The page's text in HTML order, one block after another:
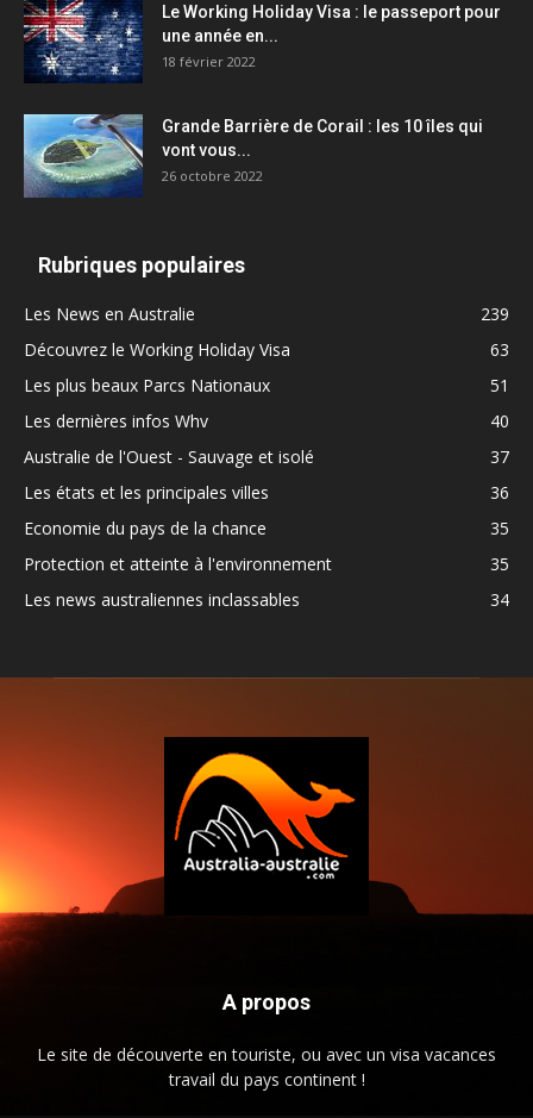
Le Working Holiday Visa : le passeport pour
une année en...
18 février 2022
Grande Barrière de Corail : les 10 îles qui
vont vous...
26 octobre 2022
Rubriques populaires
Les News en Australie
239
Découvrez le Working Holiday Visa
63
Les plus beaux Parcs Nationaux
51
Les dernières infos Whv
40
Australie de l'Ouest - Sauvage et isolé
37
Les états et les principales villes
36
Economie du pays de la chance
35
Protection et atteinte à l'environnement
35
Les news australiennes inclassables
34
A propos
Le site de découverte en touriste, ou avec un visa vacances
travail du pays continent !